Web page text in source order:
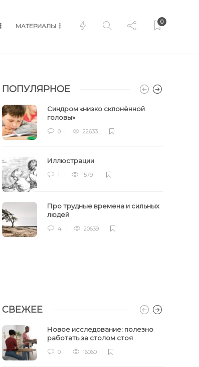
МАТЕРИАЛЫ
0
ПОПУЛЯРНОЕ
Синдром «низко склонённой
головы»
0 22633
Иллюстрации
1 15791
Про трудные времена и сильных
людей
4 20639
СВЕЖЕЕ
Новое исследование: полезно
работать за столом стоя
0 16060